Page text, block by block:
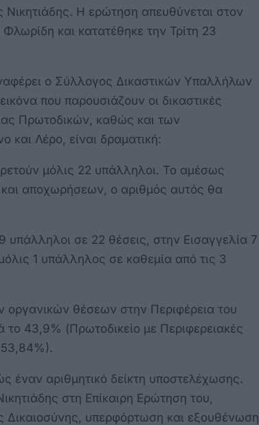
Νικητιάδης. Η ερώτηση απευθύνεται στον
και κατατέθηκε την Τρίτη 23
ο Σύλλογος Δικαστικών Υπαλλήλων
που παρουσιάζουν οι δικαστικές
Πρωτοδικών, καθώς και των
Λέρο, είναι δραματική:
μόλις 22 υπάλληλοι. Το αμέσως
αποχωρήσεων, ο αριθμός αυτός θα
υπάλληλοι σε 22 θέσεις, στην Εισαγγελία 7
1 υπάλληλος σε καθεμία από τις 3
θέσεων στην Περιφέρεια του
43,9% (Πρωτοδικείο με Περιφερειακές
53,84%).
έναν αριθμητικό δείκτη υποστελέχωσης.
στη Επίκαιρη Ερώτηση του,
Δικαιοσύνης, υπερφόρτωση και εξουθένωση